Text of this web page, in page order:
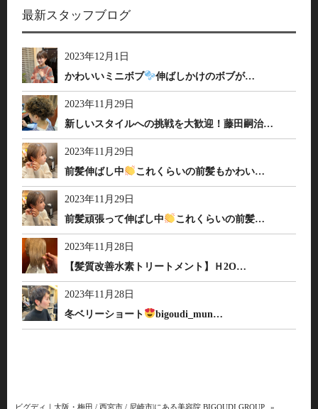
最新スタッフブログ
2023年12月1日
かわいいミニボブ
伸ばしかけのボブが…
2023年11月29日
新しいスタイルへの挑戦を大歓迎！藤田嗣治…
2023年11月29日
前髪伸ばし中
これくらいの前髪もかわい…
2023年11月29日
前髪頑張って伸ばし中
これくらいの前髪…
2023年11月28日
【髪質改善水素トリートメント】Ｈ2O…
2023年11月28日
冬ベリーショート
bigoudi_mun…
ビグディ｜大阪・梅田 / 西宮市 / 尼崎市|にある美容院 BIGOUDI GROUP »